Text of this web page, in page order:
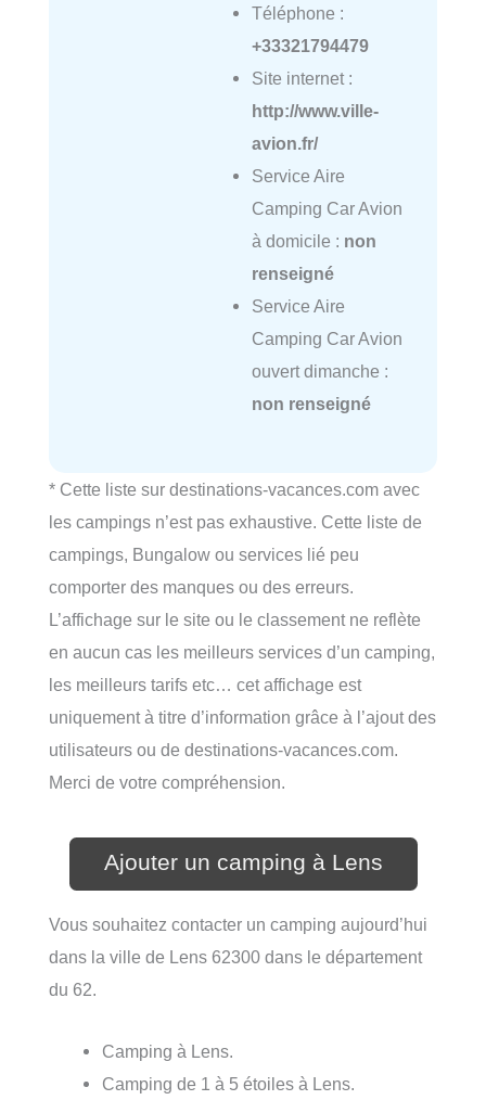
Téléphone :
+33321794479
Site internet :
http://www.ville-
avion.fr/
Service Aire
Camping Car Avion
à domicile : non
renseigné
Service Aire
Camping Car Avion
ouvert dimanche :
non renseigné
* Cette liste sur destinations-vacances.com avec
les campings n’est pas exhaustive. Cette liste de
campings, Bungalow ou services lié peu
comporter des manques ou des erreurs.
L’affichage sur le site ou le classement ne reflète
en aucun cas les meilleurs services d’un camping,
les meilleurs tarifs etc… cet affichage est
uniquement à titre d’information grâce à l’ajout des
utilisateurs ou de destinations-vacances.com.
Merci de votre compréhension.
Ajouter un camping à Lens
Vous souhaitez contacter un camping aujourd’hui
dans la ville de Lens 62300 dans le département
du 62.
Camping à Lens.
Camping de 1 à 5 étoiles à Lens.